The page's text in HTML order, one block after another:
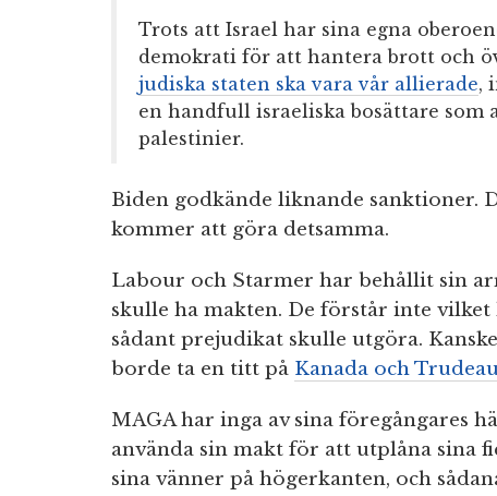
Trots att Israel har sina egna
demokrati för att hantera brott och
judiska staten ska vara vår allierade,
en handfull israeliska bosättare som
palestinier.
Biden godkände liknande sanktioner.
kommer att göra detsamma.
Labour och Starmer har behållit sin
skulle ha makten. De förstår inte
sådant prejudikat skulle utgöra.
borde ta en titt på Kanada och
MAGA har inga av sina föregångares
använda sin makt för att utplåna sina
sina vänner på högerkanten, och